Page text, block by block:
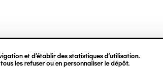
et d’établir des statistiques d’utilisation.
les refuser ou en personnaliser le dépôt.